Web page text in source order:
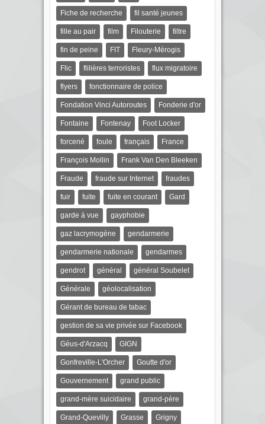
Fiche de recherche fil santé jeunes
fille au pair film Filouterie filtre
fin de peine FIT Fleury-Mérogis
Flic flilières terroristes flux migratoire
flyers fonctionnaire de police
Fondation Vinci Autoroutes Fonderie d'or
Fontaine Fontenay Foot Locker
forcené foule français France
François Mollin Frank Van Den Bleeken
Fraude fraude sur Internet fraudes
fuir fuite fuite en courant Gard
garde à vue gayphobie
gaz lacrymogène gendarmerie
gendarmerie nationale gendarmes
gendrot général général Soubelet
Générale géolocalisation
Gérant de bureau de tabac
gestion de sa vie privée sur Facebook
Géus-d'Arzacq GIGN
Gonfreville-L'Orcher Goutte d'or
Gouvernement grand public
grand-mère suicidaire grand-père
Grand-Quevilly Grasse Grigny